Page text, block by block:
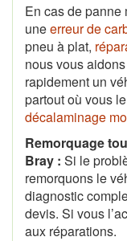
En cas de panne
uneerreur de
pneu à plat,
nous vous
rapidement un
partout où vous
décalaminage
Remorquage
Bray : Si le
remorquons le
diagnostic
devis. Si vous
aux réparations.